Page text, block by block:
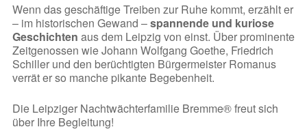
Wenn das geschäftige Treiben zur Ruhe kommt, erzählt er
– im historischen Gewand –spannende und kuriose
Geschichten aus dem Leipzig von einst. Über prominente
Zeitgenossen wie Johann Wolfgang Goethe, Friedrich
Schiller und den berüchtigten Bürgermeister Romanus
verrät er so manche pikante Begebenheit.
Die Leipziger Nachtwächterfamilie Bremme® freut sich
über Ihre Begleitung!